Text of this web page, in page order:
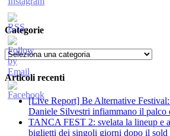
Categorie
Categorie
Articoli recenti
[Live Report] Be Alternative
Daniele Silvestri infiammano il palco
TANCA FEST 2: svelata la lineup e
biglietti dei singoli giorni dopo il sold